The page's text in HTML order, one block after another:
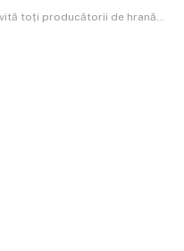
să participe la ”Târgul Produselor Locale – Botoșani”, 12-18 aprilie